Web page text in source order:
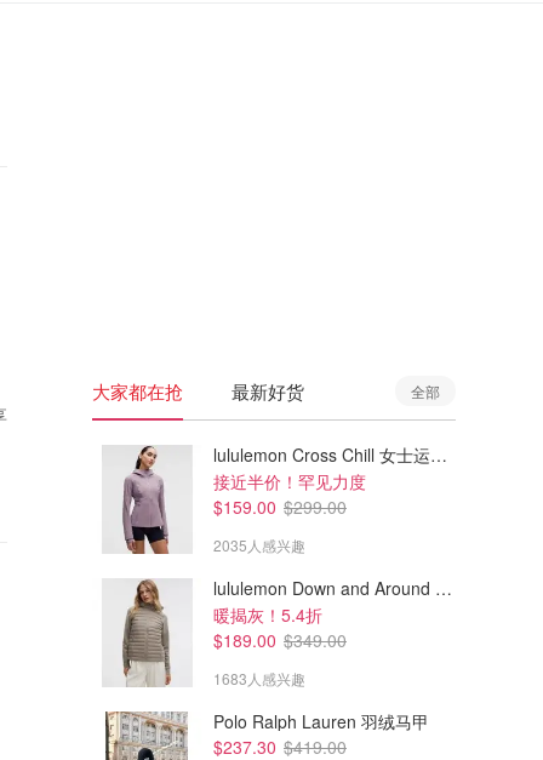
大家都在抢 最新好货 全部
lululemon Cross Chill 女士运动外套
接近半价！罕见力度
$159.00 $299.00
2035人感兴趣
lululemon Down and Around 羽绒夹克
暖揭灰！5.4折
$189.00 $349.00
1683人感兴趣
Polo Ralph Lauren 羽绒马甲
$237.30 $419.00